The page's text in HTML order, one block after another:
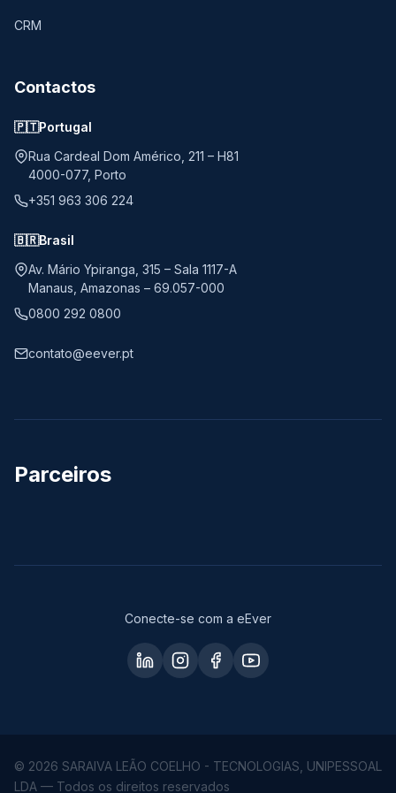
CRM
Contactos
🇵🇹Portugal
Rua Cardeal Dom Américo, 211 – H81
4000-077, Porto
+351 963 306 224
🇧🇷Brasil
Av. Mário Ypiranga, 315 – Sala 1117-A
Manaus, Amazonas – 69.057-000
0800 292 0800
contato@eever.pt
Parceiros
Conecte-se com a eEver
© 2026 SARAIVA LEÃO COELHO - TECNOLOGIAS, UNIPESSOAL
LDA — Todos os direitos reservados